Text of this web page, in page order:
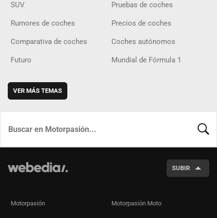
SUV Pruebas de coches
Rumores de coches Precios de coches
Comparativa de coches Coches autónomos
Futuro Mundial de Fórmula 1
VER MÁS TEMAS
SUBIR
Motorpasión Motorpasión Moto